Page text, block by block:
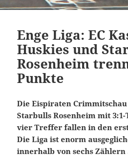
Enge Liga: EC
Huskies und
Rosenheim
Punkte
Die Eispiraten Crimmitschau
Starbulls Rosenheim mit
vier Treffer fallen in den
Die Liga ist enorm
innerhalb von sechs Zählern